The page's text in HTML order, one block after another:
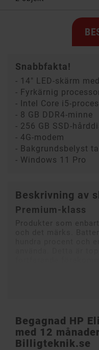
Begagnad HP
med 12
Billigteknik.se
Snabbfakta!
- 14" LED-skärm
- Fyrkärnig
- Intel Core i5-
- 8 GB DDR4-minne
- 256 GB SSD-
- 4G-modem
- Bakgrundsbelyst
- Windows 11 Pro
Beskrivning av
Premium-klass
Produkter som